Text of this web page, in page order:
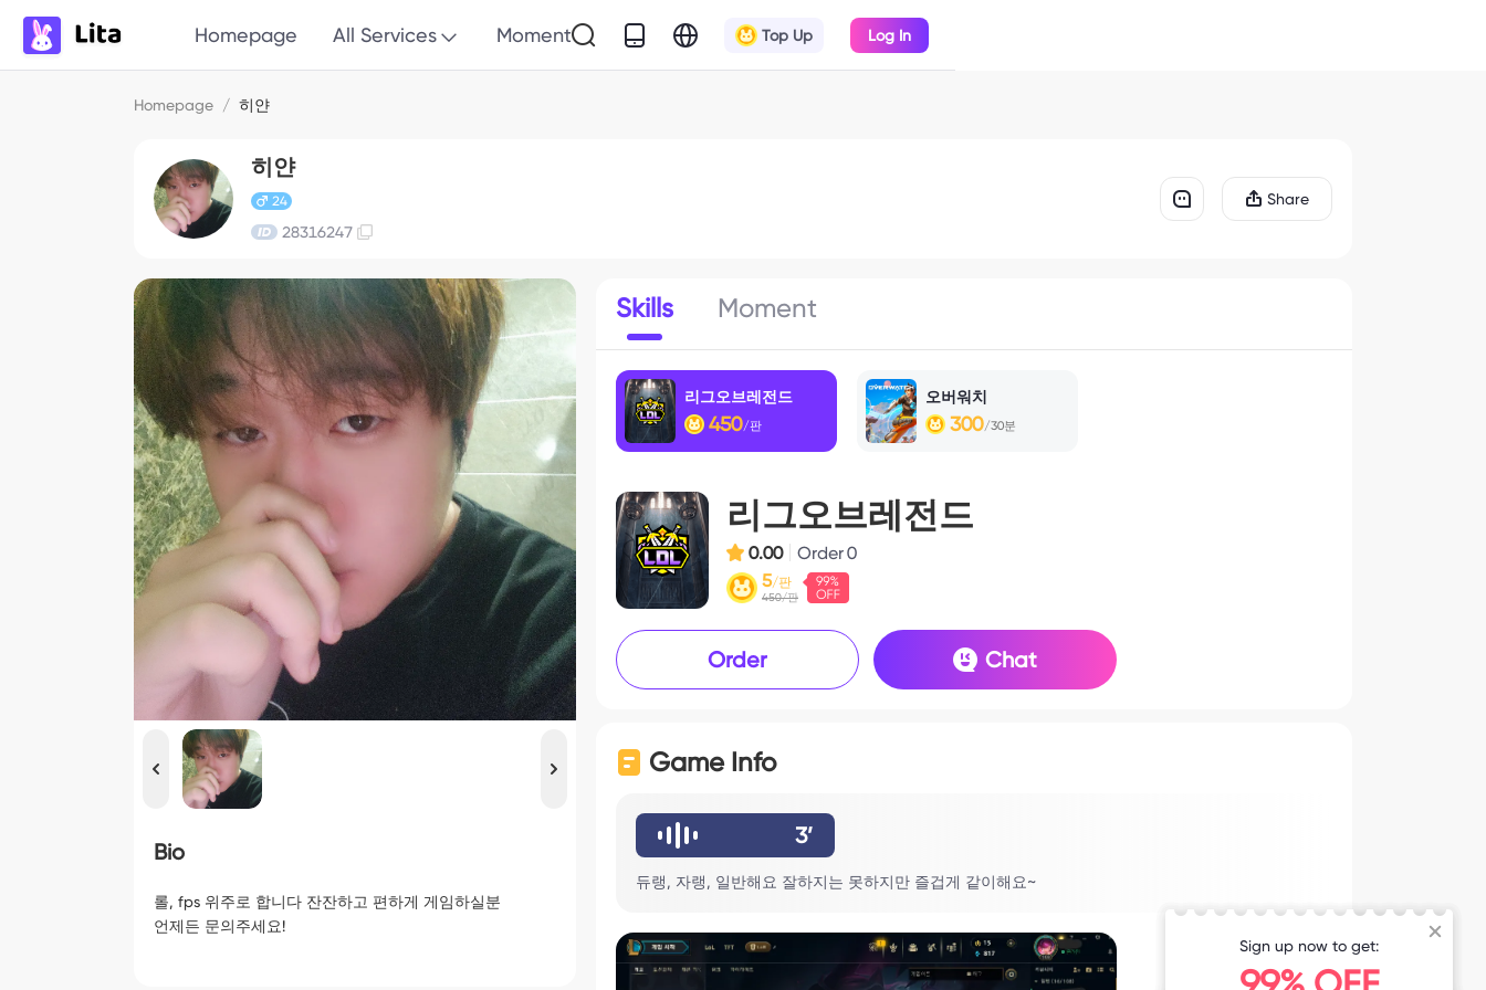
Homepage All Services Moment Top Up Log In
Homepage / 히얀
히얀
24
28316247
Share
Bio
롤, fps 위주로 합니다 잔잔하고 편하게 게임하실분
언제든 문의주세요!
Skills Moment
리그오브레전드
450/판
오버워치
300/30분
리그오브레전드
0.00 Order0
5/판
450/판
Order Chat
Game Info
3’
듀랭, 자랭, 일반해요 잘하지는 못하지만 즐겁게 같이해요~
Sign up now to get: